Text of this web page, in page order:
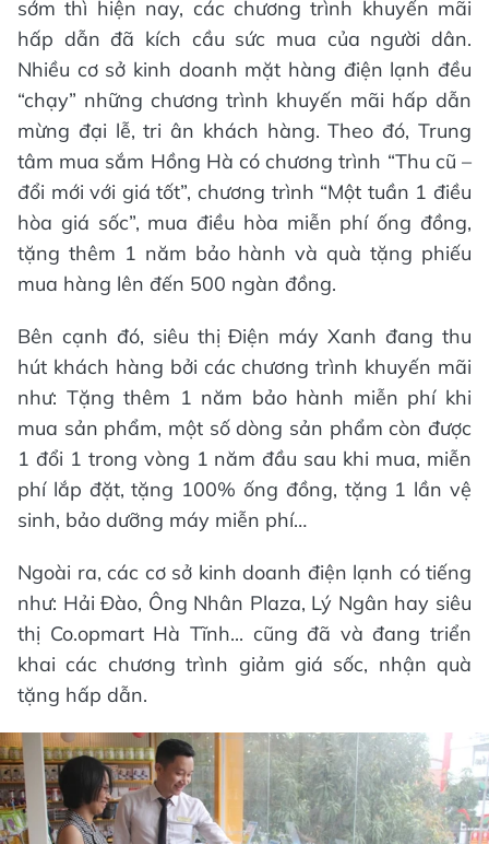
sớm thì hiện nay, các chương trình khuyến mãi
hấp dẫn đã kích cầu sức mua của người dân.
Nhiều cơ sở kinh doanh mặt hàng điện lạnh đều
“chạy” những chương trình khuyến mãi hấp dẫn
mừng đại lễ, tri ân khách hàng. Theo đó, Trung
tâm mua sắm Hồng Hà có chương trình “Thu cũ –
đổi mới với giá tốt”, chương trình “Một tuần 1 điều
hòa giá sốc”, mua điều hòa miễn phí ống đồng,
tặng thêm 1 năm bảo hành và quà tặng phiếu
mua hàng lên đến 500 ngàn đồng.
Bên cạnh đó, siêu thị Điện máy Xanh đang thu
hút khách hàng bởi các chương trình khuyến mãi
như: Tặng thêm 1 năm bảo hành miễn phí khi
mua sản phẩm, một số dòng sản phẩm còn được
1 đổi 1 trong vòng 1 năm đầu sau khi mua, miễn
phí lắp đặt, tặng 100% ống đồng, tặng 1 lần vệ
sinh, bảo dưỡng máy miễn phí…
Ngoài ra, các cơ sở kinh doanh điện lạnh có tiếng
như: Hải Đào, Ông Nhân Plaza, Lý Ngân hay siêu
thị Co.opmart Hà Tĩnh... cũng đã và đang triển
khai các chương trình giảm giá sốc, nhận quà
tặng hấp dẫn.